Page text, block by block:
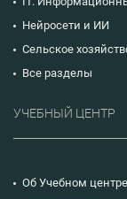
Нейросети и ИИ
Сельское
Все разделы
УЧЕБНЫЙ ЦЕНТР
Об Учебном центре